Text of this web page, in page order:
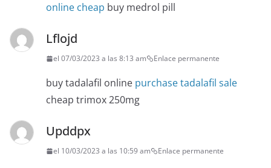
online cheap buy medrol pill
Lflojd
el 07/03/2023 a las 8:13 am Enlace permanente
buy tadalafil online purchase tadalafil sale
cheap trimox 250mg
Upddpx
el 10/03/2023 a las 10:59 am Enlace permanente